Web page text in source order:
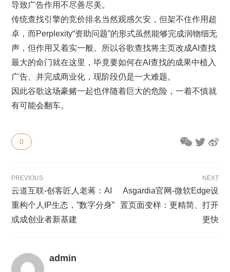
导致广告作用不尽善尽美。
传统查找引擎的竞价排名当然观感欠安，但架不住作用超
卓，而Perplexity“资助问题”的形式虽然能够完成润物细无
声，但作用又着实一般。所以谷歌查找将主页改成AI查找
最大的命门就在这里，毕竟要如何在AI查找的成果中植入
广告、并完成商业化，现阶段仍是一大难题。
因此谷歌这场豪赌一起也伴随着巨大的危险，一着不慎就
有可能会翻车。
0
PREVIOUS
云道互联-创客匠人老蒋：AI
重构个人IP生态，”数字分身”
或成创业者新基建
NEXT
Asgardia官网-微软Edge设
置页面变样：更精简、打开
更快
admin